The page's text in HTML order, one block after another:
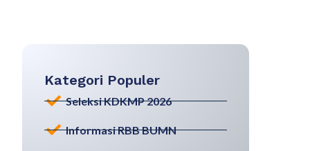
Kategori Populer
Seleksi KDKMP 2026
Informasi RBB BUMN